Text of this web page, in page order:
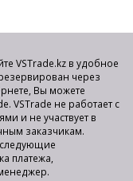
VSTrade.kz в удобное
через
Вы можете
VSTrade не работает с
и не участвует в
заказчикам.
платежа,